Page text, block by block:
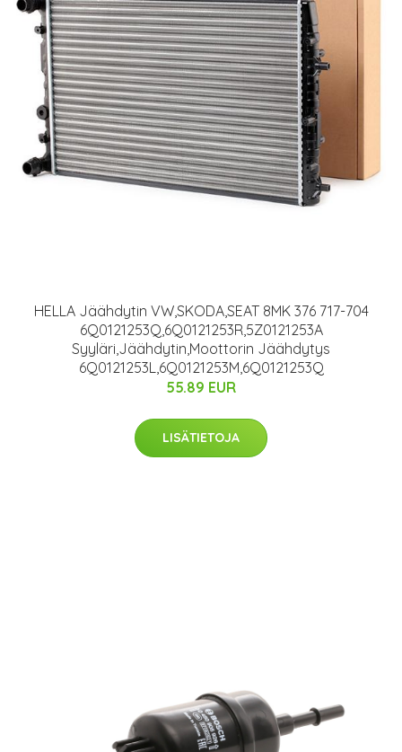
HELLA Jäähdytin VW,SKODA,SEAT 8MK 376 717-704
6Q0121253Q,6Q0121253R,5Z0121253A
Syyläri,Jäähdytin,Moottorin Jäähdytys
6Q0121253L,6Q0121253M,6Q0121253Q
55.89 EUR
LISÄTIETOJA